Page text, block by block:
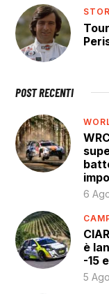
POST RECENTI
6
è
-15
5